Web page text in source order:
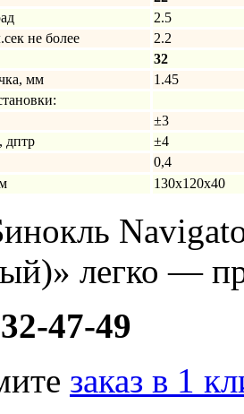
2.5
не более
2.2
32
мм
1.45
±3
дптр
±4
0,4
130x120x40
легко —
47-49
заказ в 1